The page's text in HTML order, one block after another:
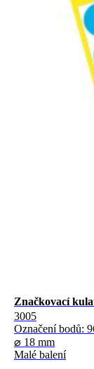
Značkovací
3005
Označení bodů:
⌀ 18 mm
Malé balení